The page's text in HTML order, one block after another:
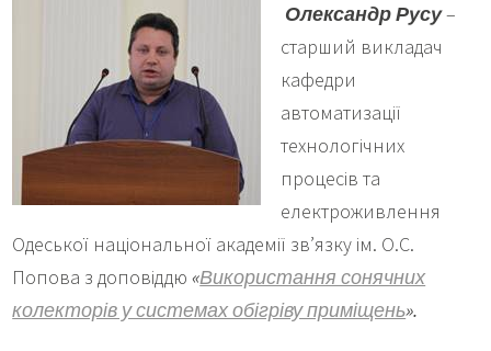
Олександр Русу–
старший викладач
кафедри
автоматизації
технологічних
процесів та
електроживлення
Одеської національної академії зв’язку ім. О.С.
Попова з доповіддю«Використання сонячних
колекторів у системах обігріву приміщень».